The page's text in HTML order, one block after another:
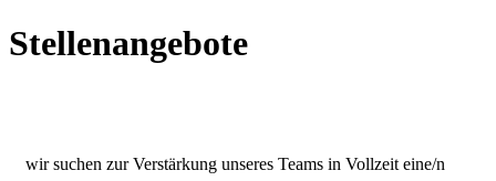
Stellenangebote
wir suchen zur Verstärkung unseres Teams in Vollzeit eine/n